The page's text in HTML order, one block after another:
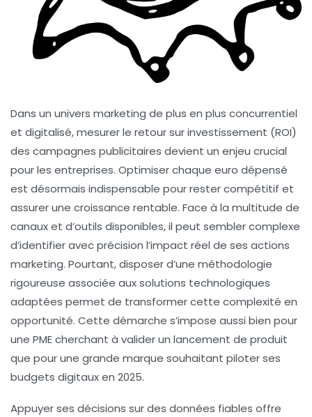
Dans un univers marketing de plus en plus concurrentiel
et digitalisé, mesurer le retour sur investissement (ROI)
des campagnes publicitaires devient un enjeu crucial
pour les entreprises. Optimiser chaque euro dépensé
est désormais indispensable pour rester compétitif et
assurer une croissance rentable. Face à la multitude de
canaux et d’outils disponibles, il peut sembler complexe
d’identifier avec précision l’impact réel de ses actions
marketing. Pourtant, disposer d’une méthodologie
rigoureuse associée aux solutions technologiques
adaptées permet de transformer cette complexité en
opportunité. Cette démarche s’impose aussi bien pour
une PME cherchant à valider un lancement de produit
que pour une grande marque souhaitant piloter ses
budgets digitaux en 2025.
Appuyer ses décisions sur des données fiables offre